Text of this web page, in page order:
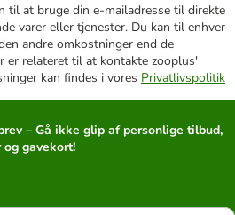
til at bruge din e-mailadresse til direkte
varer eller tjenester. Du kan til enhver
andre omkostninger end de
er relateret til at kontakte zooplus'
kan findes i vores Privatlivspolitik
– Gå ikke glip af personlige tilbud,
og gavekort!